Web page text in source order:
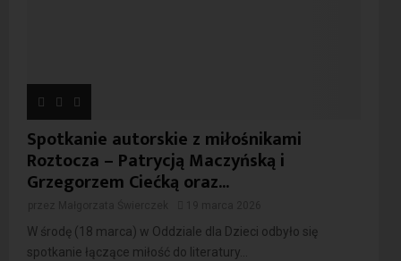
Spotkanie autorskie z miłośnikami
Roztocza – Patrycją Maczyńską i
Grzegorzem Ciećką oraz...
W środę (18 marca) w Oddziale dla Dzieci odbyło się
spotkanie łączące miłość do literatury...